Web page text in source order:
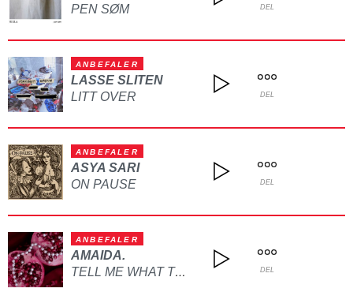
PEN SØM
DEL
ANBEFALER
LASSE SLITEN
LITT OVER
DEL
ANBEFALER
ASYA SARI
ON PAUSE
DEL
ANBEFALER
AMAIDA.
TELL ME WHAT TO DO DEL